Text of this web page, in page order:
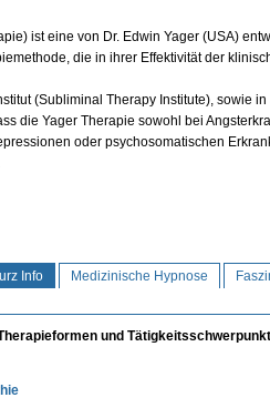
ist eine von Dr. Edwin Yager (USA)
die in ihrer Effektivität der
(Subliminal Therapy Institute), sowie in
die Yager Therapie sowohl bei
oder psychosomatischen
Info Medizinische Hypnose
und